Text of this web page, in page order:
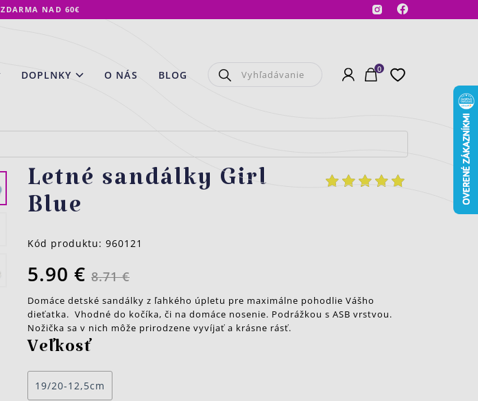
NAD 60€ InstagramFacebook
DOPLNKY O NÁS BLOG Prihlásenie
Košík
0 Obľúbené
Letné sandálky Girl
Blue
Kód produktu: 960121
5.90 € 8.71 €
Domáce detské sandálky z ľahkého úpletu pre maximálne pohodlie Vášho
dieťatka. Vhodné do kočíka, či na domáce nosenie. Podrážkou s ASB vrstvou.
Nožička sa v nich môže prirodzene vyvíjať a krásne rásť.
Veľkosť
19/20-12,5cm